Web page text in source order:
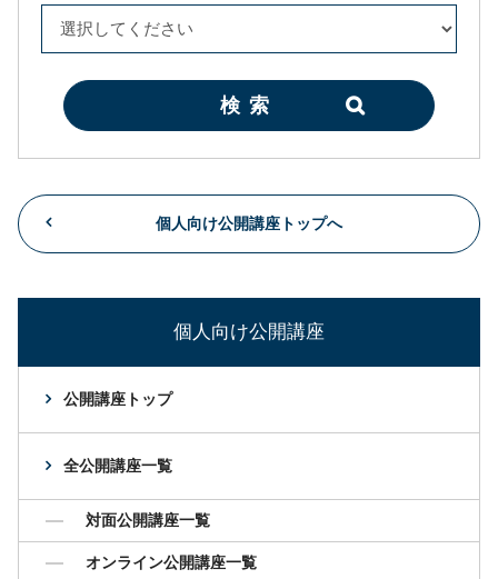
検索
個人向け公開講座トップへ
個人向け公開講座
公開講座トップ
全公開講座一覧
対面公開講座一覧
オンライン公開講座一覧